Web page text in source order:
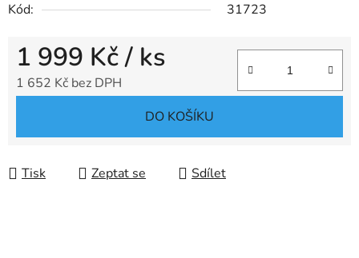
Kód:
31723
1 999 Kč/ ks
1 652 Kč bez DPH
DO KOŠÍKU
Tisk Zeptat se Sdílet